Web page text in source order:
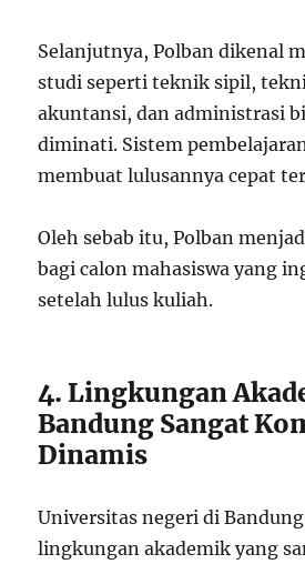
Selanjutnya, Polban dikenal
studi seperti teknik sipil,
akuntansi, dan administrasi
diminati. Sistem
membuat lulusannya cepat
Oleh sebab itu, Polban
bagi calon mahasiswa yang
setelah lulus kuliah.
4. Lingkungan
Bandung Sangat
Dinamis
Universitas negeri di
lingkungan akademik yang